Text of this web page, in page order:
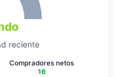
reciente
Compradores netos
16